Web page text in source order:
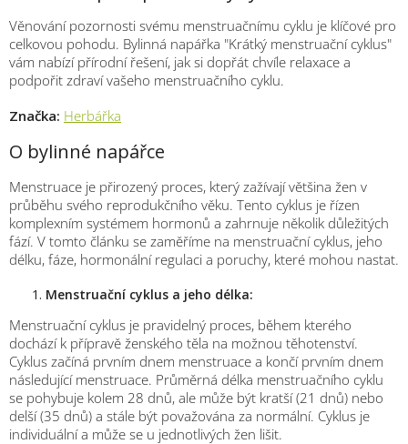
Věnování pozornosti svému menstruačnímu cyklu je klíčové pro
celkovou pohodu. Bylinná napářka "Krátký menstruační cyklus"
vám nabízí přírodní řešení, jak si dopřát chvíle relaxace a
podpořit zdraví vašeho menstruačního cyklu.
Značka: Herbářka
O bylinné napářce
Menstruace je přirozený proces, který zažívají většina žen v
průběhu svého reprodukčního věku. Tento cyklus je řízen
komplexním systémem hormonů a zahrnuje několik důležitých
fází. V tomto článku se zaměříme na menstruační cyklus, jeho
délku, fáze, hormonální regulaci a poruchy, které mohou nastat.
Menstruační cyklus a jeho délka:
Menstruační cyklus je pravidelný proces, během kterého
dochází k přípravě ženského těla na možnou těhotenství.
Cyklus začíná prvním dnem menstruace a končí prvním dnem
následující menstruace. Průměrná délka menstruačního cyklu
se pohybuje kolem 28 dnů, ale může být kratší (21 dnů) nebo
delší (35 dnů) a stále být považována za normální. Cyklus je
individuální a může se u jednotlivých žen lišit.